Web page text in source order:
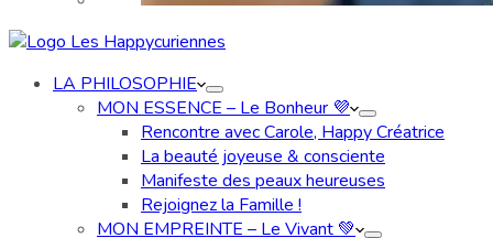
LA PHILOSOPHIE
MON ESSENCE – Le Bonheur 💜
Rencontre avec Carole, Happy Créatrice
La beauté joyeuse & consciente
Manifeste des peaux heureuses
Rejoignez la Famille !
MON EMPREINTE – Le Vivant 💚